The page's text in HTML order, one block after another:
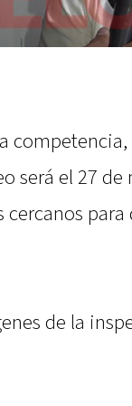
será el 27
cercanos
de la